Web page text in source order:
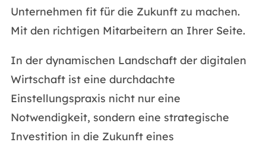
Unternehmen fit für die Zukunft zu machen.
Mit den richtigen Mitarbeitern an Ihrer Seite.
In der dynamischen Landschaft der digitalen
Wirtschaft ist eine durchdachte
Einstellungspraxis nicht nur eine
Notwendigkeit, sondern eine strategische
Investition in die Zukunft eines